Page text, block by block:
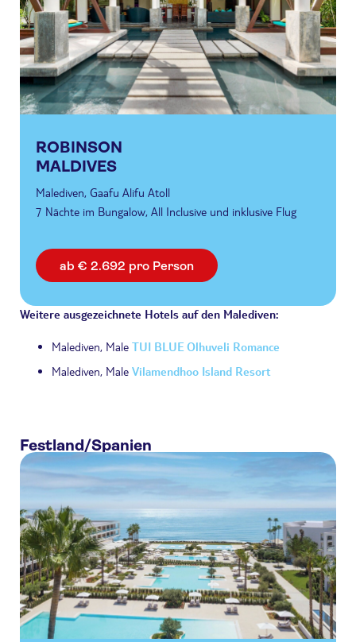
ROBINSON
MALDIVES
Malediven, Gaafu Alifu Atoll
7 Nächte im Bungalow, All Inclusive und inklusive Flug
ab € 2.692 pro Person
Weitere ausgezeichnete Hotels auf den Malediven:
Malediven, Male TUI BLUE Olhuveli Romance
Malediven, Male Vilamendhoo Island Resort
Festland/Spanien